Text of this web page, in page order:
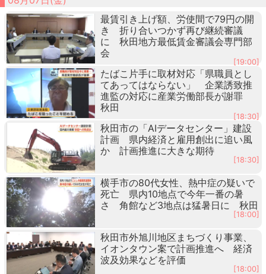
最賃引き上げ額、労使間で79円の開
き 折り合いつかず再び継続審議
に 秋田地方最低賃金審議会専門部
会
[19:00]
たばこ片手に取材対応「県職員とし
てあってはならない」 企業誘致推
進監の対応に産業労働部長が謝罪
秋田
[18:30]
秋田市の「AIデータセンター」建設
計画 県内経済と雇用創出に追い風
か 計画推進に大きな期待
[18:30]
横手市の80代女性、熱中症の疑いで
死亡 県内10地点で今年一番の暑
さ 角館など3地点は猛暑日に 秋田
[18:00]
秋田市外旭川地区まちづくり事業、
イオンタウン案で計画推進へ 経済
波及効果などを評価
[18:00]